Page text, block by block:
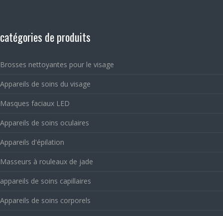
catégories de produits
Brosses nettoyantes pour le visage
Appareils de soins du visage
Masques faciaux LED
Appareils de soins oculaires
Appareils d'épilation
Masseurs à rouleaux de jade
appareils de soins capillaires
Appareils de soins corporels